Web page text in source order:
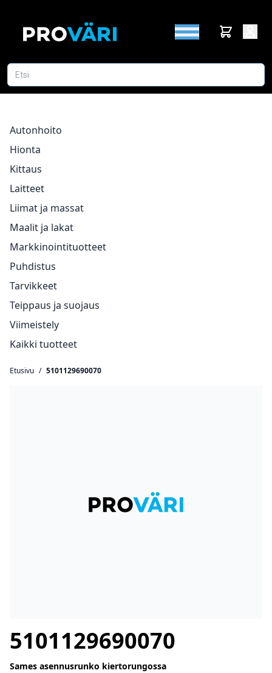
Autonhoito
Hionta
Kittaus
Laitteet
Liimat ja massat
Maalit ja lakat
Markkinointituotteet
Puhdistus
Tarvikkeet
Teippaus ja suojaus
Viimeistely
Kaikki tuotteet
Etusivu / 5101129690070
5101129690070
Sames asennusrunko kiertorungossa